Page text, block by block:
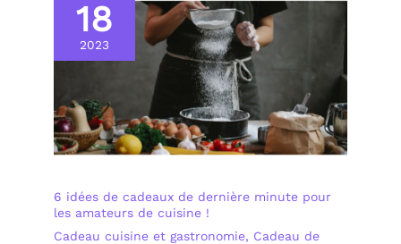
18
2023
6 idées de cadeaux de dernière minute pour
les amateurs de cuisine !
Cadeau cuisine et gastronomie, Cadeau de